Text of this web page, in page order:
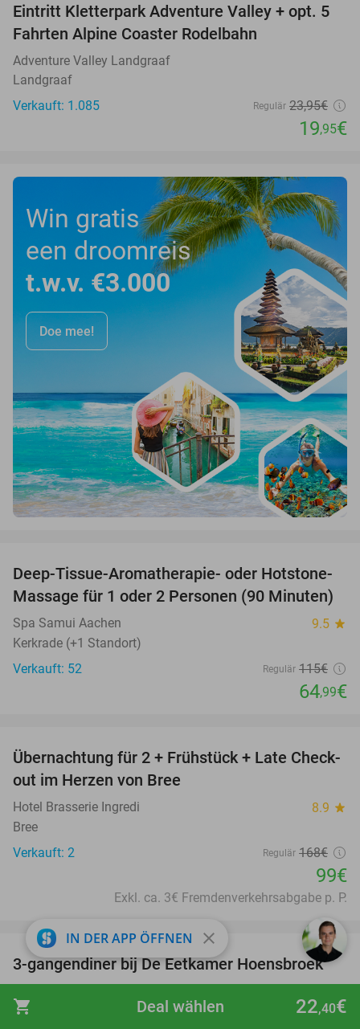
shopping_cart 22,40€
Deal wählen
17%
Eintritt Kletterpark Adventure Valley + opt. 5
Fahrten Alpine Coaster Rodelbahn
Adventure Valley Landgraaf
Landgraaf
Verkauft: 1.085
Regulär 23,95€
19,95€
Win gratis
een droomreis
t.w.v. €3.000
Doe mee!
43%
Deep-Tissue-Aromatherapie- oder Hotstone-
Massage für 1 oder 2 Personen (90 Minuten)
Spa Samui Aachen 9.5 star
Kerkrade (+1 Standort)
Verkauft: 52
Regulär 115€
64,99€
41%
TODAY
Übernachtung für 2 + Frühstück + Late Check-
out im Herzen von Bree
Hotel Brasserie Ingredi 8.9 star
Bree
Verkauft: 2
Regulär 168€
99€
Exkl. ca. 3€ Fremdenverkehrsabgabe p. P.
44%
favorite_border
3-gangendiner bij De Eetkamer Hoensbroek
Hoensbroek
IN DER APP ÖFFNEN close